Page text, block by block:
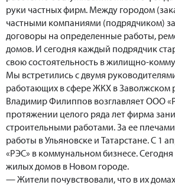
руки частных фирм. Между городом
частными компаниями (подрядчиком)
договоры на определенные работы,
домов. И сегодня каждый подрядчик
свою состоятельность в жилищно-
Мы встретились с двумя
работающих в сфере ЖКХ в Заволжском
Владимир Филиппов возглавляет ООО
протяжении целого ряда лет фирма
строительными работами. За ее
работы в Ульяновске и Татарстане. С 1
«РЭС» в коммунальном бизнесе.
жилых домов в Новом городе.
— Жители почувствовали, что в их